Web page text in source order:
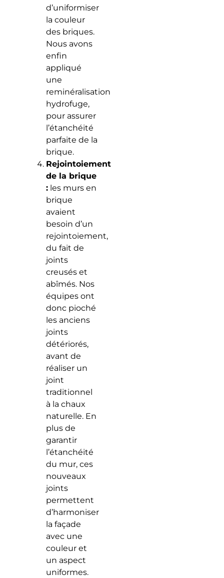
d’uniformiser
la couleur
des briques.
Nous avons
enfin
appliqué
une
reminéralisation
hydrofuge,
pour assurer
l’étanchéité
parfaite de la
brique.
Rejointoiement
de la brique
:les murs en
brique
avaient
besoin d’un
rejointoiement,
du fait de
joints
creusés et
abîmés. Nos
équipes ont
donc pioché
les anciens
joints
détériorés,
avant de
réaliser un
joint
traditionnel
à la chaux
naturelle. En
plus de
garantir
l’étanchéité
du mur, ces
nouveaux
joints
permettent
d’harmoniser
la façade
avec une
couleur et
un aspect
uniformes.